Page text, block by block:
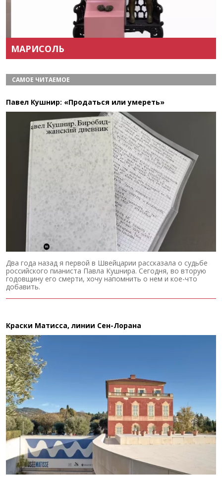
МАРИСОЛЬ
САМОЕ ЧИТАЕМОЕ
Павел Кушнир: «Продаться или умереть»
Два года назад я первой в Швейцарии рассказала о судьбе
российского пианиста Павла Кушнира. Сегодня, во вторую
годовщину его смерти, хочу напомнить о нем и кое-что
добавить.
Краски Матисса, линии Сен-Лорана